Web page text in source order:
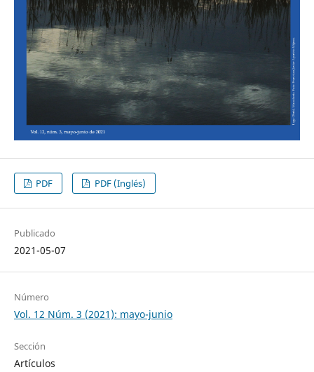
PDF PDF (Inglés)
Publicado
2021-05-07
Número
Vol. 12 Núm. 3 (2021): mayo-junio
Sección
Artículos